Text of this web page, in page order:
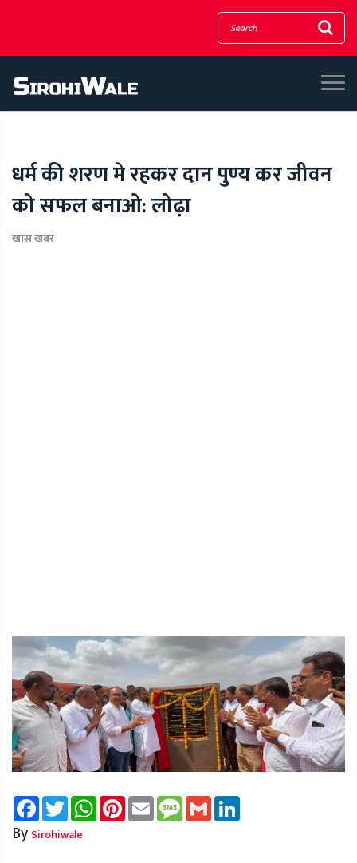
धर्म की शरण मे रहकर दान पुण्य कर जीवन
को सफल बनाओ: लोढ़ा
खास खबर
FacebookTwitterWhatsAppPinterest
Email Message
Gmail
By Sirohiwale